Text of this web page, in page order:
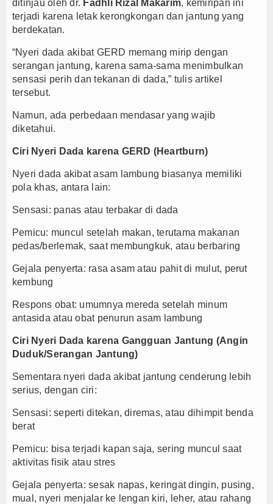
ditinjau oleh dr. Fadhli Rizal Makarim, kemiripan ini
terjadi karena letak kerongkongan dan jantung yang
berdekatan.
“Nyeri dada akibat GERD memang mirip dengan
serangan jantung, karena sama-sama menimbulkan
sensasi perih dan tekanan di dada,” tulis artikel
tersebut.
Namun, ada perbedaan mendasar yang wajib
diketahui.
Ciri Nyeri Dada karena GERD (Heartburn)
Nyeri dada akibat asam lambung biasanya memiliki
pola khas, antara lain:
Sensasi: panas atau terbakar di dada
Pemicu: muncul setelah makan, terutama makanan
pedas/berlemak, saat membungkuk, atau berbaring
Gejala penyerta: rasa asam atau pahit di mulut, perut
kembung
Respons obat: umumnya mereda setelah minum
antasida atau obat penurun asam lambung
Ciri Nyeri Dada karena Gangguan Jantung (Angin
Duduk/Serangan Jantung)
Sementara nyeri dada akibat jantung cenderung lebih
serius, dengan ciri:
Sensasi: seperti ditekan, diremas, atau dihimpit benda
berat
Pemicu: bisa terjadi kapan saja, sering muncul saat
aktivitas fisik atau stres
Gejala penyerta: sesak napas, keringat dingin, pusing,
mual, nyeri menjalar ke lengan kiri, leher, atau rahang